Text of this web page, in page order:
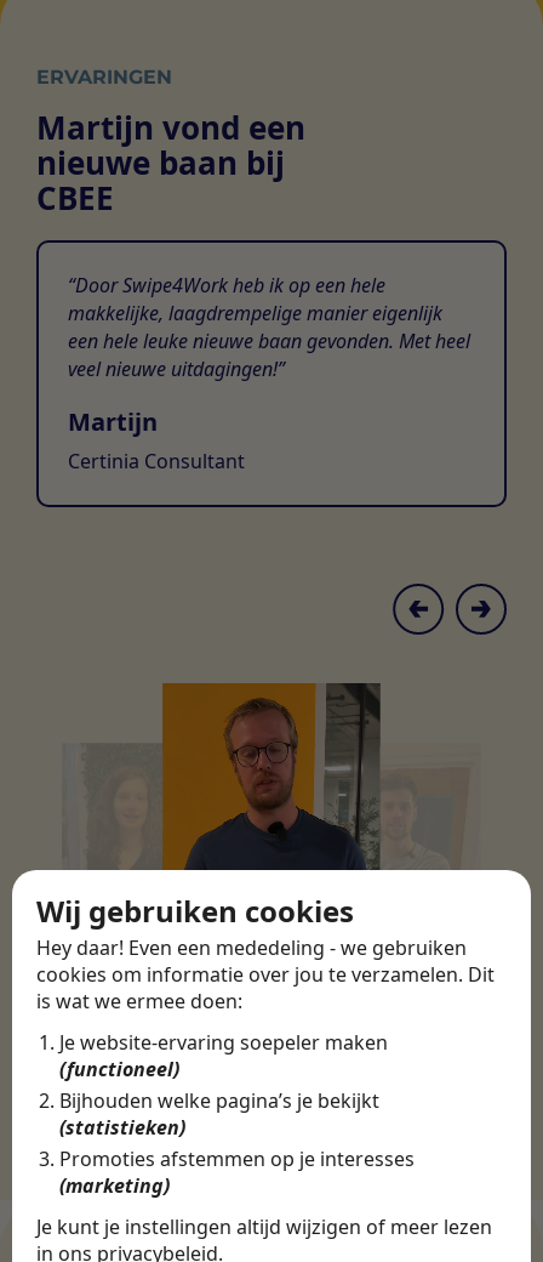
Wij gebruiken cookies
Hey daar! Even een mededeling - we gebruiken
cookies om informatie over jou te verzamelen. Dit
is wat we ermee doen:
Je website-ervaring soepeler maken
(functioneel)
Bijhouden welke pagina’s je bekijkt
(statistieken)
Promoties afstemmen op je interesses
(marketing)
Je kunt je instellingen altijd wijzigen of meer lezen
in ons privacybeleid.
ERVARINGEN
Martijn vond een
nieuwe baan bij
CBEE
Door Swipe4Work heb ik op een hele
makkelijke, laagdrempelige manier eigenlijk
een hele leuke nieuwe baan gevonden. Met heel
veel nieuwe uitdagingen!
Martijn
Certinia Consultant